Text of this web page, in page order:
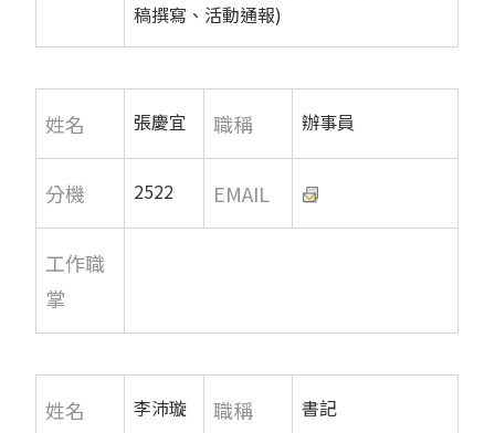
稿撰寫、活動通報)
姓名 張慶宜 職稱 辦事員
分機 2522 EMAIL
工作職
掌
姓名 李沛璇 職稱 書記